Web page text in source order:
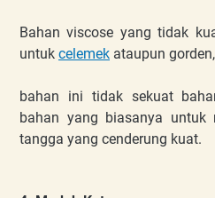
Bahan viscose yang tidak
untuk celemek ataupun gorden,
bahan ini tidak sekuat
bahan yang biasanya untuk
tangga yang cenderung kuat.